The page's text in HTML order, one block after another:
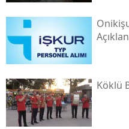
Köklü